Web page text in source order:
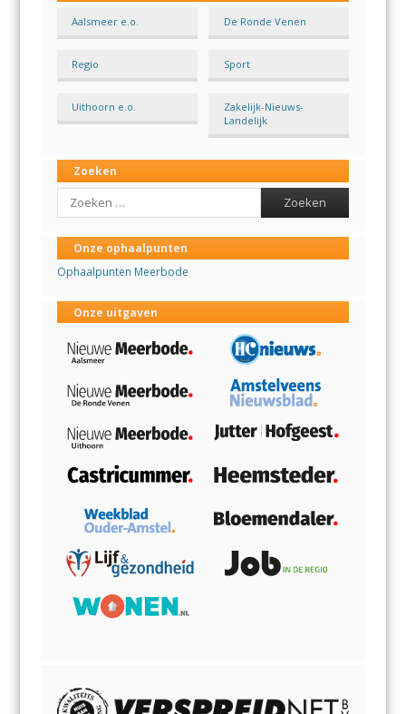
Aalsmeer e.o. De Ronde Venen
Regio Sport
Uithoorn e.o.
Zakelijk-Nieuws-
Landelijk
Zoeken
Search
Onze ophaalpunten
Ophaalpunten Meerbode
Onze uitgaven